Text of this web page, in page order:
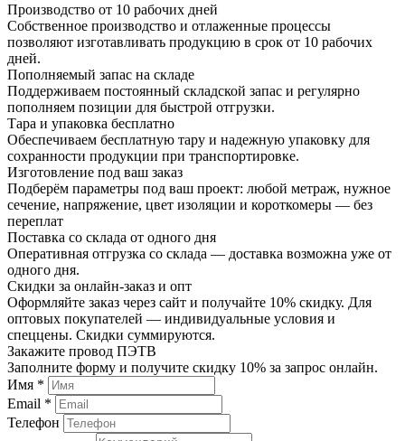
Производство от 10 рабочих дней
Собственное производство и отлаженные процессы
позволяют изготавливать продукцию в срок от 10 рабочих
дней.
Пополняемый запас на складе
Поддерживаем постоянный складской запас и регулярно
пополняем позиции для быстрой отгрузки.
Тара и упаковка бесплатно
Обеспечиваем бесплатную тару и надежную упаковку для
сохранности продукции при транспортировке.
Изготовление под ваш заказ
Подберём параметры под ваш проект: любой метраж, нужное
сечение, напряжение, цвет изоляции и короткомеры — без
переплат
Поставка со склада от одного дня
Оперативная отгрузка со склада — доставка возможна уже от
одного дня.
Скидки за онлайн-заказ и опт
Оформляйте заказ через сайт и получайте 10% скидку. Для
оптовых покупателей — индивидуальные условия и
спеццены. Скидки суммируются.
Закажите провод ПЭТВ
Заполните форму и получите скидку 10% за запрос онлайн.
Имя *
Email *
Телефон